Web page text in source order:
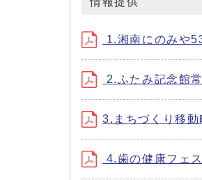
1.湘南にのみや
2.ふたみ記念館
3.まちづくり移
4.歯の健康フェ